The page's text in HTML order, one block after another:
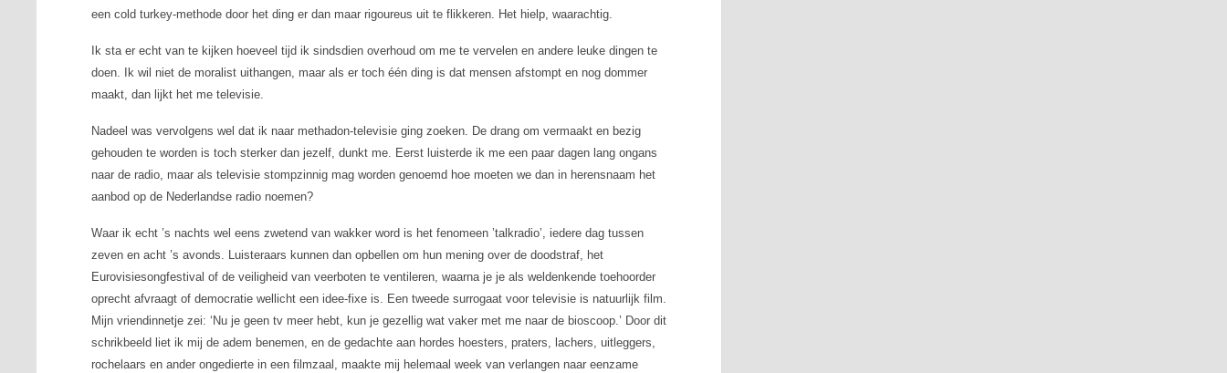
eencold turkey-methode door het ding er dan maar rigoureus uit te flikkeren. Het hielp, waarachtig.
Ik sta er echt van te kijken hoeveel tijd ik sindsdien overhoud om me te vervelen en andere leuke dingen te
doen. Ik wil niet de moralist uithangen, maar als er toch één ding is dat mensen afstompt en nog dommer
maakt, dan lijkt het me televisie.
Nadeel was vervolgens wel dat ik naar methadon-televisie ging zoeken. De drang om vermaakt en bezig
gehouden te worden is toch sterker dan jezelf, dunkt me. Eerst luisterde ik me een paar dagen lang ongans
naar de radio, maar als televisie stompzinnig mag worden genoemd hoe moeten we dan in herensnaam het
aanbod op de Nederlandse radio noemen?
Waar ik echt ’s nachts wel eens zwetend van wakker word is het fenomeen ’talkradio’, iedere dag tussen
zeven en acht ’s avonds. Luisteraars kunnen dan opbellen om hun mening over de doodstraf, het
Eurovisiesongfestival of de veiligheid van veerboten te ventileren, waarna je je als weldenkende toehoorder
oprecht afvraagt of democratie wellicht een idee-fixe is. Een tweede surrogaat voor televisie is natuurlijk film.
Mijn vriendinnetje zei: ‘Nu je geen tv meer hebt, kun je gezellig wat vaker met me naar de bioscoop.’ Door dit
schrikbeeld liet ik mij de adem benemen, en de gedachte aan hordes hoesters, praters, lachers, uitleggers,
rochelaars en ander ongedierte in een filmzaal, maakte mij helemaal week van verlangen naar eenzame